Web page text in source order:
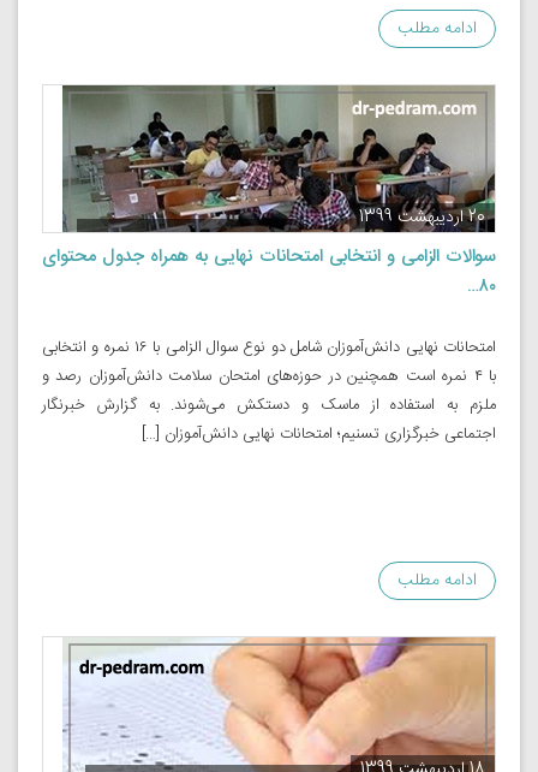
ادامه مطلب
20 اردیبهشت 1399
سوالات الزامی و انتخابی امتحانات نهایی به همراه جدول محتوای
۸۰…
امتحانات نهایی دانش‌آموزان شامل دو نوع سوال الزامی با ۱۶ نمره و انتخابی
با ۴ نمره است همچنین در حوزه‌های امتحان سلامت دانش‌آموزان رصد و
ملزم به استفاده از ماسک و دستکش می‌شوند. به گزارش خبرنگار
اجتماعی خبرگزاری تسنیم؛ امتحانات نهایی دانش‌آموزان […]
ادامه مطلب